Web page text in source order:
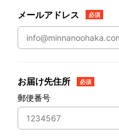
メールアドレス 必須
お届け先住所 必須
郵便番号